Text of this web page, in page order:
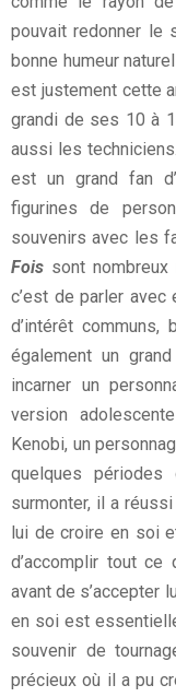
pouvait redonner le
bonne humeur
est justement cette
grandi de ses 10 à
aussi les
est un grand fan
figurines de
souvenirs avec les
Fois sont
c’est de parler
d’intérêt
également un
incarner un
version
Kenobi, un
quelques
surmonter, il a réussi
lui de croire en soi
d’accomplir tout ce
avant de s’accepter
en soi est
souvenir de
précieux où il a pu